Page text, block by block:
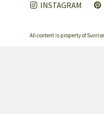
INSTAGRAM
All content is property of